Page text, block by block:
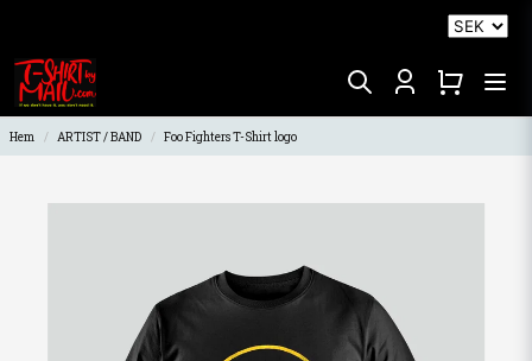
Hem ARTIST / BAND Foo Fighters T-Shirt logo